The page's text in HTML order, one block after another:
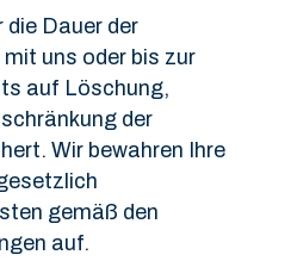
die Dauer der
uns oder bis zur
auf Löschung,
der
Wir bewahren Ihre
gemäß den
auf.